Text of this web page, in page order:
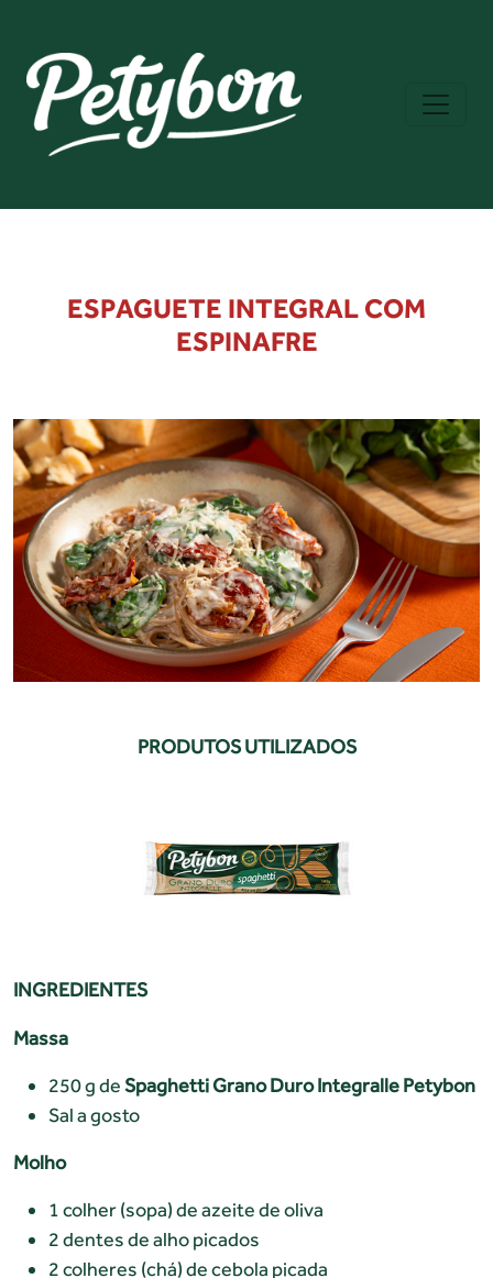
ESPAGUETE INTEGRAL COM
ESPINAFRE
PRODUTOS UTILIZADOS
INGREDIENTES
Massa
250 g deSpaghetti Grano Duro Integralle Petybon
Sal a gosto
Molho
1 colher (sopa) de azeite de oliva
2 dentes de alho picados
2 colheres (chá) de cebola picada